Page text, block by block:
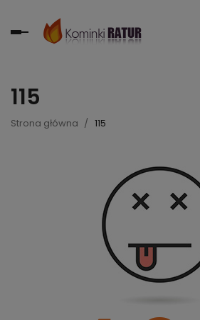
Toggle
115
Strona główna 115